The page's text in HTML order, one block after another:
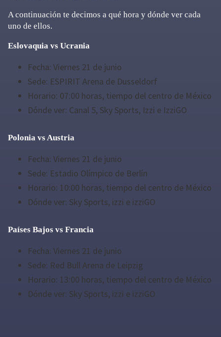
A continuación te decimos a qué hora y dónde ver cada
uno de ellos.
Eslovaquia vs Ucrania
Fecha: Viernes 21 de junio
Sede: ESPIRIT Arena de Dusseldorf
Horario: 07:00 horas, tiempo del centro de México
Dónde ver: Canal 5, Sky Sports, Izzi e IzziGO
Polonia vs Austria
Fecha: Viernes 21 de junio
Sede: Estadio Olímpico de Berlín
Horario: 10:00 horas, tiempo del centro de México
Dónde ver: Sky Sports, izzi e izziGO
Países Bajos vs Francia
Fecha: Viernes 21 de junio
Sede: Red Bull Arena de Leipzig
Horario: 13:00 horas, tiempo del centro de México
Dónde ver: Sky Sports, izzi e izziGO